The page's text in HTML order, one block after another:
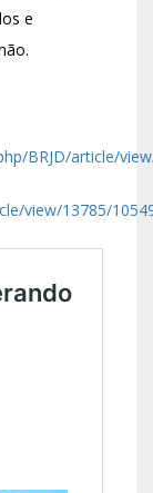
e
BRJD/article/
view/13785/